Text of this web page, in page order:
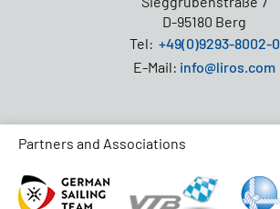
D-95180 Berg
Tel: +49(0)9293-8002-0
E-Mail: info@liros.com
Partners and Associations